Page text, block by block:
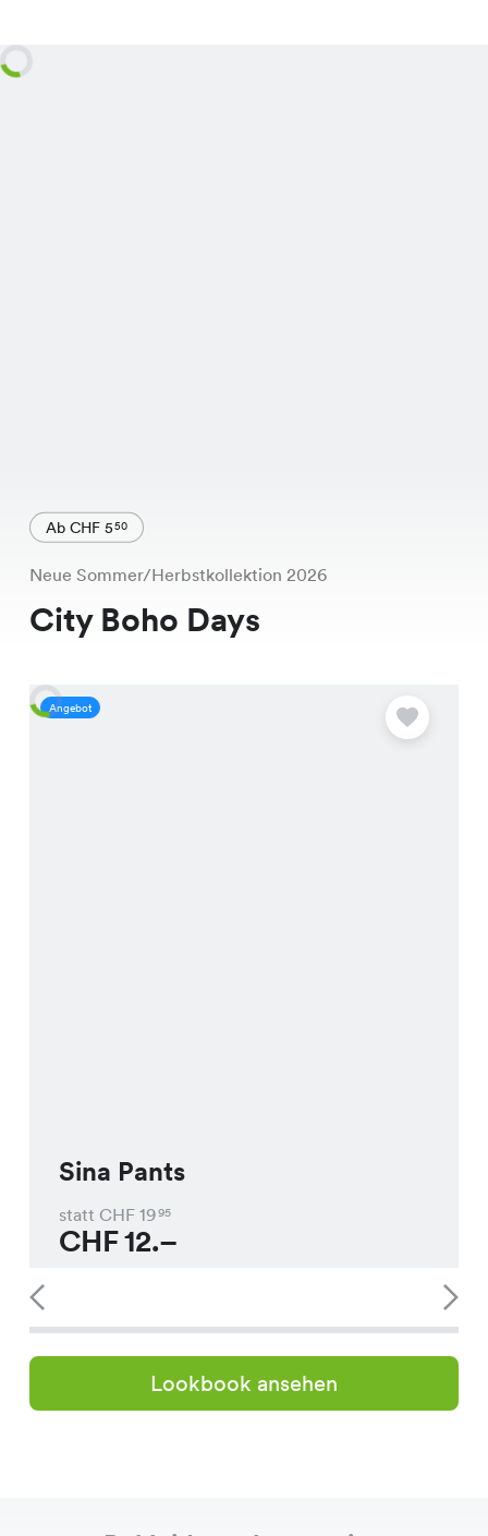
Ab CHF 550
Neue Sommer/Herbstkollektion 2026
City Boho Days
Angebot
Sina Pants
statt CHF 1995
CHF12.–
Lookbook ansehen